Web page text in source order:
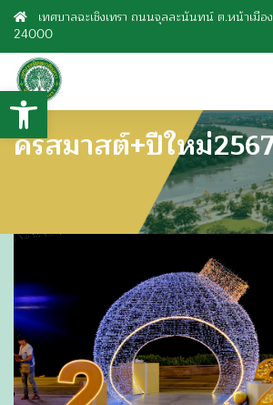
เทศบาลฉะเชิงเทรา ถนนจุลละนันทน์ ต.หน้าเมือง
24000
คริสมาสต์+ปีใหม่
Open toolbar